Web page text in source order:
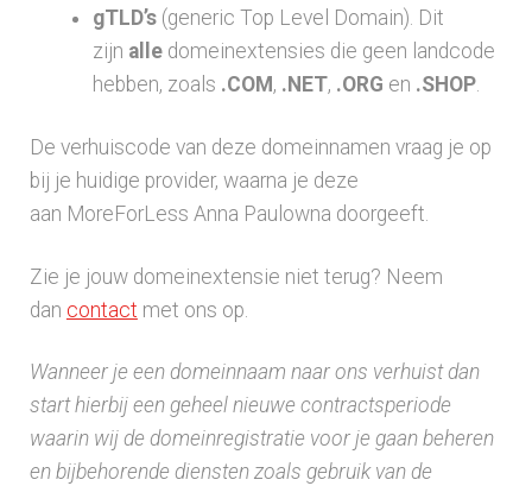
gTLD’s(generic Top Level Domain). Dit
zijn alledomeinextensies die geen landcode
hebben, zoals .COM, .NET, .ORG en .SHOP.
De verhuiscode van deze domeinnamen vraag je op
bij je huidige provider, waarna je deze
aan MoreForLess Anna Paulowna doorgeeft.
Zie je jouw domeinextensie niet terug? Neem
dan contact met ons op.
Wanneer je een domeinnaam naar ons verhuist dan
start hierbij een geheel nieuwe contractsperiode
waarin wij de domeinregistratie voor je gaan beheren
en bijbehorende diensten zoals gebruik van de